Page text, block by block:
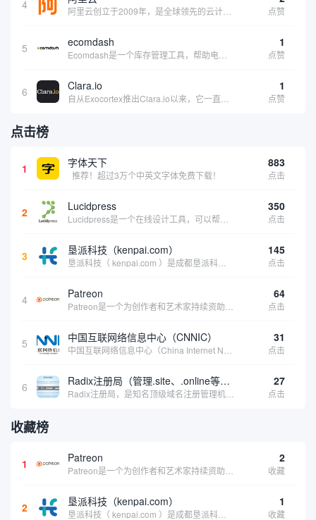
4 点赞
5 ecomdash 1
点赞
6 Clara.io 1
点赞
点击榜
1 字体天下
推荐！超过3万个中英文字体免费下载！
883
点击
2 Lucidpress 350
点击
3 垦派科技（kenpai.com） 145
点击
4 Patreon 64
点击
5 中国互联网络信息中心（CNNIC） 31
点击
6 Radix注册局（管理.site、.online等顶级域名） 27
点击
收藏榜
1 Patreon 2
收藏
2 垦派科技（kenpai.com） 1
收藏